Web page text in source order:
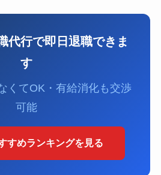
代行で即日退職できま
す
くてOK・有給消化も交渉
可能
すめランキングを見る